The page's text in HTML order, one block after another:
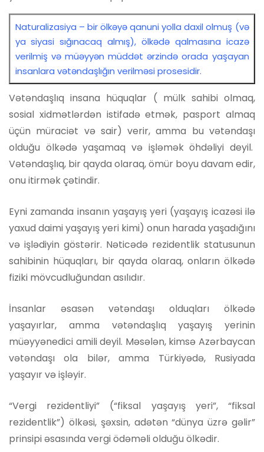
Naturalizasiya – bir ölkəyə qanuni yolla daxil olmuş (və
ya siyasi sığınacaq almış), ölkədə qalmasına icazə
verilmiş və müəyyən müddət ərzində orada yaşayan
insanlara vətəndaşlığın verilməsi prosesidir.
Vətəndaşlıq insana hüquqlar ( mülk sahibi olmaq,
sosial xidmətlərdən istifadə etmək, pasport almaq
üçün müraciət və sair) verir, amma bu vətəndaşı
olduğu ölkədə yaşamaq və işləmək öhdəliyi deyil.
Vətəndaşlıq, bir qayda olaraq, ömür boyu davam edir,
onu itirmək çətindir.
Eyni zamanda insanın yaşayış yeri (yaşayış icazəsi ilə
yaxud daimi yaşayış yeri kimi) onun harada yaşadığını
və işlədiyin göstərir. Nəticədə rezidentlik statusunun
sahibinin hüquqları, bir qayda olaraq, onların ölkədə
fiziki mövcudluğundan asılıdır.
İnsanlar əsasən vətəndaşı olduqları ölkədə
yaşayırlar, amma vətəndaşlıq yaşayış yerinin
müəyyənedici amili deyil. Məsələn, kimsə Azərbaycan
vətəndaşı ola bilər, amma Türkiyədə, Rusiyada
yaşayır və işləyir.
“Vergi rezidentliyi” (“fiksal yaşayış yeri”, “fiksal
rezidentlik”) ölkəsi, şəxsin, adətən “dünya üzrə gəlir”
prinsipi əsasında vergi ödəməli olduğu ölkədir.